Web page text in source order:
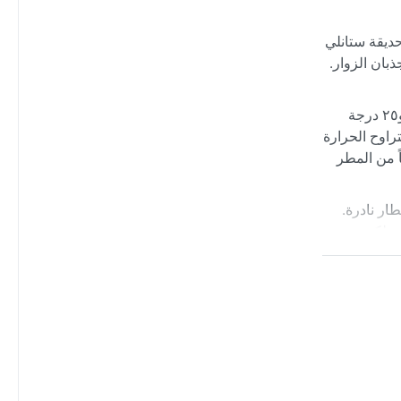
ستانلي
الزوار.
تصنف فانكوفر ضمن مناخ البحر المتوسط الصيفي الدافئ (Csb) وفق تصنيف كوبن. الصيف لطيف وجاف نسبياً، تتراوح الحرارة بين ٢٠ و٢٥ درجة
الحرارة
من المطر
نادرة.